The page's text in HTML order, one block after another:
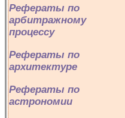
Рефераты по
арбитражному
процессу
Рефераты по
архитектуре
Рефераты по
астрономии